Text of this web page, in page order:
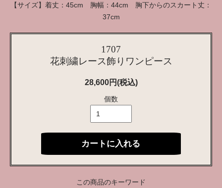
【サイズ】着丈：45cm 胸幅：44cm 胸下からのスカート丈：
37cm
1707
花刺繍レース飾りワンピース
28,600円(税込)
個数
カートに入れる
この商品のキーワード